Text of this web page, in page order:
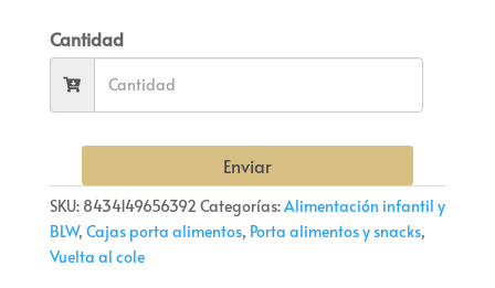
Cantidad
Enviar
SKU: 8434149656392 Categorías:Alimentación infantil y
BLW, Cajas porta alimentos, Porta alimentos y snacks,
Vuelta al cole